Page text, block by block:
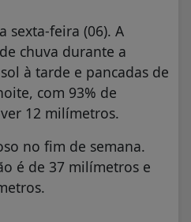
sexta-feira (06). A
chuva durante a
à tarde e pancadas de
com 93% de
12 milímetros.
no fim de semana.
é de 37 milímetros e